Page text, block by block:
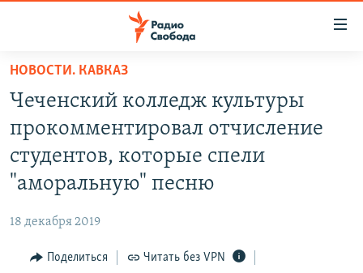
упрощенного
доступа
основному
содержанию
Вернутся
навигации
АВТОРСКИЕ ПРОЕКТЫ
ЦИТАТЫ СВОБОДЫ
КУЛЬТУРА
IDEL.РЕАЛИИ
НОВОСТИ. КАВКАЗ
Чеченский колледж культуры
прокомментировал отчисление
студентов, которые спели
"аморальную" песню
18 декабря 2019
Поделиться Читать без VPN